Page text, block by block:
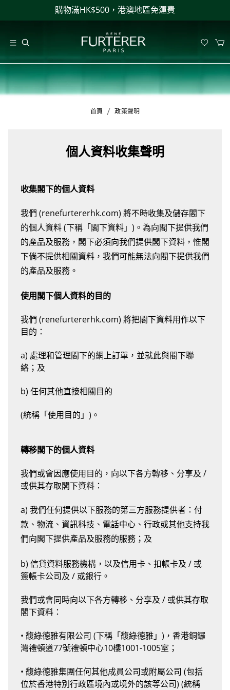
購物滿HK$500，港澳地區免運費
首頁 / 政策聲明
個人資料收集聲明
收集閣下的個人資料
我們 (renefurtererhk.com) 將不時收集及儲存閣下
的個人資料 (下稱「閣下資料」)。為向閣下提供我們
的產品及服務，閣下必須向我們提供閣下資料，惟閣
下倘不提供相關資料，我們可能無法向閣下提供我們
的產品及服務。
使用閣下個人資料的目的
我們 (renefurtererhk.com) 將把閣下資料用作以下
目的：
a) 處理和管理閣下的網上訂單，並就此與閣下聯
絡；及
b) 任何其他直接相關目的
(統稱「使用目的」)。
轉移閣下的個人資料
我們或會因應使用目的，向以下各方轉移、分享及 /
或供其存取閣下資料：
a) 我們任何提供以下服務的第三方服務提供者：付
款、物流、資訊科技、電話中心、行政或其他支持我
們向閣下提供產品及服務的服務；及
b) 信貸資料服務機構，以及信用卡、扣帳卡及 / 或
簽帳卡公司及 / 或銀行。
我們或會同時向以下各方轉移、分享及 / 或供其存取
閣下資料：
• 馥綠德雅有限公司 (下稱「馥綠德雅」)，香港銅鑼
灣禮頓道77號禮頓中心10樓1001-1005室；
• 馥綠德雅集團任何其他成員公司或附屬公司 (包括
位於香港特別行政區境內或境外的該等公司) (統稱